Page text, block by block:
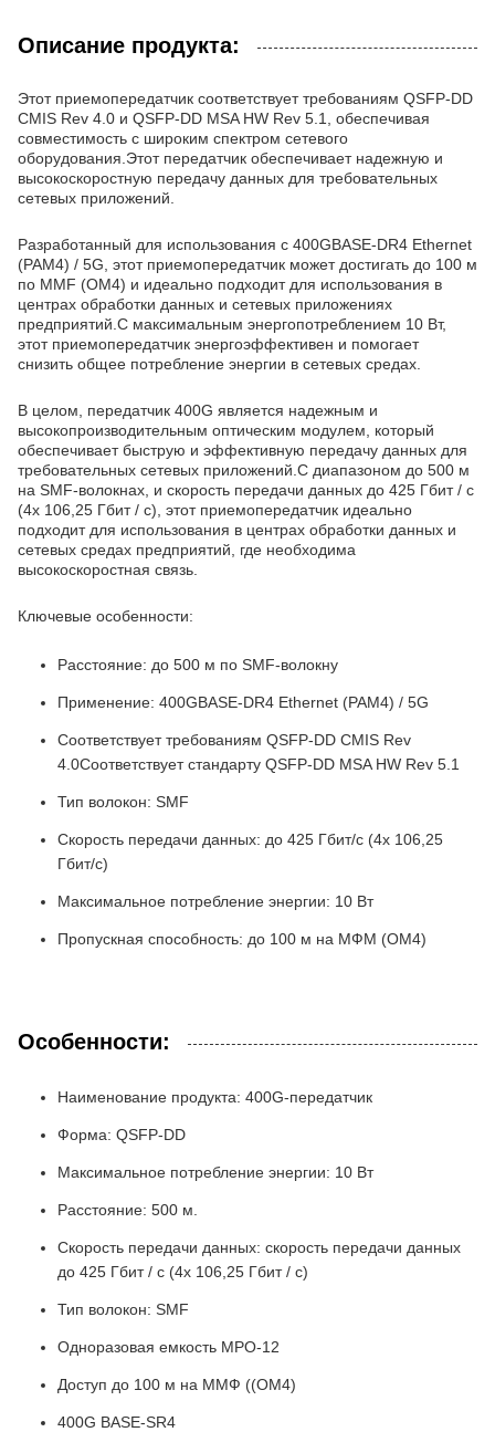
Описание продукта:
Этот приемопередатчик соответствует требованиям QSFP-DD
CMIS Rev 4.0 и QSFP-DD MSA HW Rev 5.1, обеспечивая
совместимость с широким спектром сетевого
оборудования.Этот передатчик обеспечивает надежную и
высокоскоростную передачу данных для требовательных
сетевых приложений.
Разработанный для использования с 400GBASE-DR4 Ethernet
(PAM4) / 5G, этот приемопередатчик может достигать до 100 м
по MMF (OM4) и идеально подходит для использования в
центрах обработки данных и сетевых приложениях
предприятий.С максимальным энергопотреблением 10 Вт,
этот приемопередатчик энергоэффективен и помогает
снизить общее потребление энергии в сетевых средах.
В целом, передатчик 400G является надежным и
высокопроизводительным оптическим модулем, который
обеспечивает быструю и эффективную передачу данных для
требовательных сетевых приложений.С диапазоном до 500 м
на SMF-волокнах, и скорость передачи данных до 425 Гбит / с
(4x 106,25 Гбит / с), этот приемопередатчик идеально
подходит для использования в центрах обработки данных и
сетевых средах предприятий, где необходима
высокоскоростная связь.
Ключевые особенности:
Расстояние: до 500 м по SMF-волокну
Применение: 400GBASE-DR4 Ethernet (PAM4) / 5G
Соответствует требованиям QSFP-DD CMIS Rev
4.0Соответствует стандарту QSFP-DD MSA HW Rev 5.1
Тип волокон: SMF
Скорость передачи данных: до 425 Гбит/с (4x 106,25
Гбит/с)
Максимальное потребление энергии: 10 Вт
Пропускная способность: до 100 м на МФМ (OM4)
Особенности:
Наименование продукта: 400G-передатчик
Форма: QSFP-DD
Максимальное потребление энергии: 10 Вт
Расстояние: 500 м.
Скорость передачи данных: скорость передачи данных
до 425 Гбит / с (4x 106,25 Гбит / с)
Тип волокон: SMF
Одноразовая емкость MPO-12
Доступ до 100 м на ММФ ((OM4)
400G BASE-SR4